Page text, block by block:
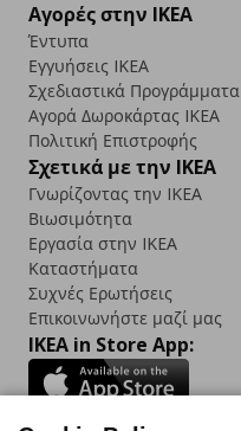
Αγορές στην IKEA
Έντυπα
Εγγυήσεις IKEA
Σχεδιαστικά Προγράμματα
Αγορά Δωρoκάρτας IKEA
Πολιτική Επιστροφής
Σχετικά με την IKEA
Γνωρίζοντας την IKEA
Βιωσιμότητα
Εργασία στην IKEA
Καταστήματα
Συχνές Ερωτήσεις
Επικοινωνήστε μαζί μας
IKEA in Store App: